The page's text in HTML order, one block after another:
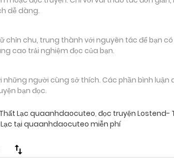
dễ dàng.
chu, trung thành với nguyên tác để bạn
cao trải nghiệm đọc của bạn.
người cùng sở thích. Các phần bình
bạn đọc.
Lạc quaanhdaocuteo, đọc truyện Lostend-
tại quaanhdaocuteo miễn phí